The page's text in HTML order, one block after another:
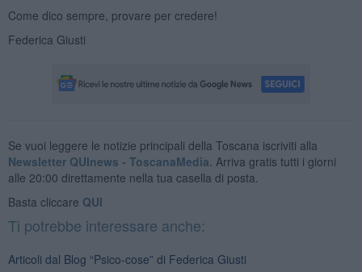
Come dico sempre, provare per credere!
Federica Giusti
Se vuoi leggere le notizie principali della Toscana iscriviti alla
Newsletter QUInews - ToscanaMedia. Arriva gratis tutti i giorni
alle 20:00 direttamente nella tua casella di posta.
Basta cliccare QUI
Ti potrebbe interessare anche:
Articoli dal Blog “Psico-cose” di Federica Giusti